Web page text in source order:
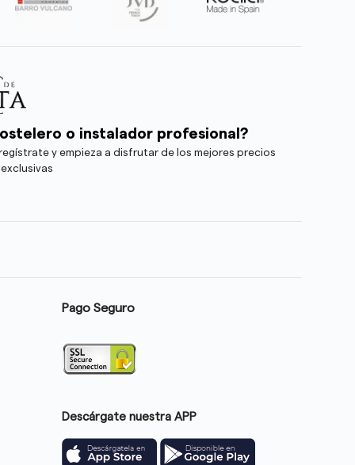
o instalador profesional?
y empieza a disfrutar de los mejores precios
Pago Seguro
Descárgate nuestra APP